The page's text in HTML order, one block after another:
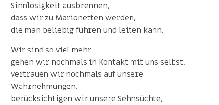
Sinnlosigkeit ausbrennen,
dass wir zu Marionetten werden,
die man beliebig führen und leiten kann.
Wir sind so viel mehr,
gehen wir nochmals in Kontakt mit uns selbst,
vertrauen wir nochmals auf unsere
Wahrnehmungen,
berücksichtigen wir unsere Sehnsüchte,